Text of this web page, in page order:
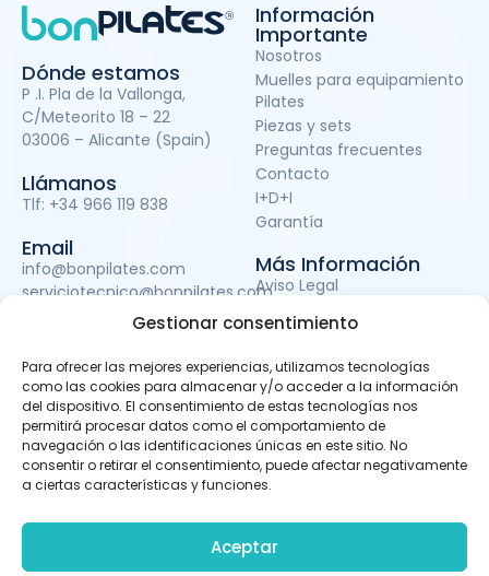
Gestionar consentimiento
Para ofrecer las mejores experiencias, utilizamos tecnologías
como las cookies para almacenar y/o acceder a la información
del dispositivo. El consentimiento de estas tecnologías nos
permitirá procesar datos como el comportamiento de
navegación o las identificaciones únicas en este sitio. No
consentir o retirar el consentimiento, puede afectar negativamente
a ciertas características y funciones.
Aceptar
Dónde estamos
P .I. Pla de la Vallonga,
C/Meteorito 18 – 22
03006 – Alicante (Spain)
Llámanos
Tlf: +34 966 119 838
Email
info@bonpilates.com
serviciotecnico@bonpilates.com
Información
Importante
Nosotros
Muelles para equipamiento
Pilates
Piezas y sets
Preguntas frecuentes
Contacto
I+D+I
Garantía
Más Información
Aviso Legal
Política de Privacidad
Política de cookies
Subvenciones
BONPILATES S.L. ha sido beneficiaria del Fondo Europeo de
Desarrollo Regional cuyo objetivo es mejorar el uso y la
calidad de las tecnologías de la información y de las
apps móviles, otro de Desarrollo de material promocional